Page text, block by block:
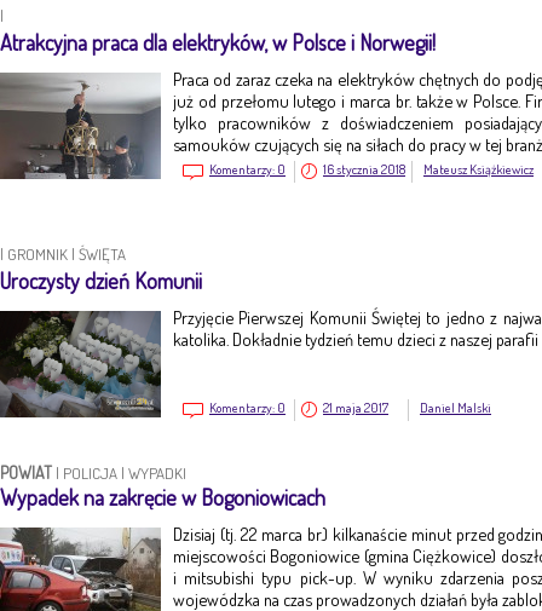
|
Atrakcyjna praca dla elektryków, w Polsce i Norwegii!
Praca od zaraz czeka na elektryków chętnych do
już od przełomu lutego i marca br. także w Polsce.
tylko pracowników z doświadczeniem
samouków czujących się na siłach do pracy w tej
Komentarzy: 0 16 stycznia 2018 Mateusz Książkiewicz
| GROMNIK | ŚWIĘTA
Uroczysty dzień Komunii
Przyjęcie Pierwszej Komunii Świętej to jedno z
katolika. Dokładnie tydzień temu dzieci z naszej
Komentarzy: 0 21 maja 2017 Daniel Malski
POWIAT | POLICJA | WYPADKI
Wypadek na zakręcie w Bogoniowicach
Dzisiaj (tj. 22 marca br.) kilkanaście minut przed
miejscowości Bogoniowice (gmina Ciężkowice)
i mitsubishi typu pick-up. W wyniku zdarzenia
wojewódzka na czas prowadzonych działań była